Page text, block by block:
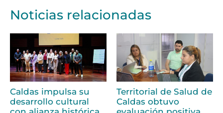
Noticias relacionadas
Caldas impulsa su
desarrollo cultural
Territorial de Salud de
Caldas obtuvo